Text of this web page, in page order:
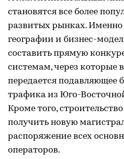
становятся все более
развитых рынках. Именно
географии и бизнес-
составить прямую
системам, через которые
передается подавляющее
трафика из Юго-
Кроме того,
получить новую
распоряжение всех
операторов.